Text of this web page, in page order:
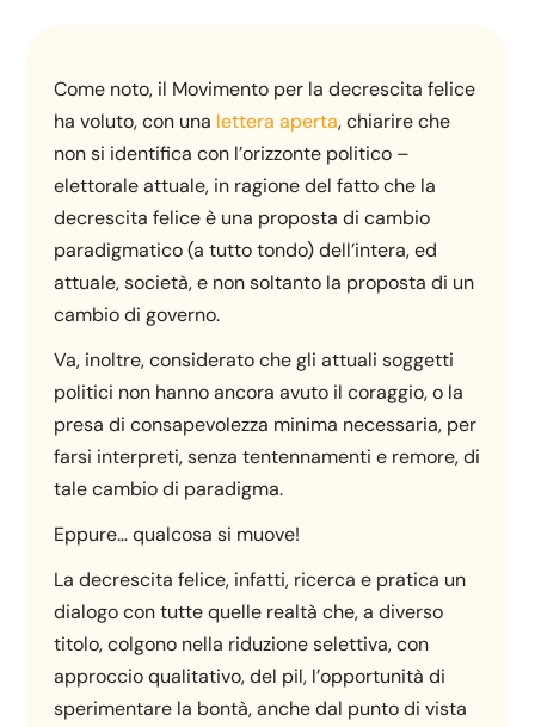
Come noto, il Movimento per la decrescita felice
ha voluto, con una lettera aperta, chiarire che
non si identifica con l’orizzonte politico –
elettorale attuale, in ragione del fatto che la
decrescita felice è una proposta di cambio
paradigmatico (a tutto tondo) dell’intera, ed
attuale, società, e non soltanto la proposta di un
cambio di governo.
Va, inoltre, considerato che gli attuali soggetti
politici non hanno ancora avuto il coraggio, o la
presa di consapevolezza minima necessaria, per
farsi interpreti, senza tentennamenti e remore, di
tale cambio di paradigma.
Eppure… qualcosa si muove!
La decrescita felice, infatti, ricerca e pratica un
dialogo con tutte quelle realtà che, a diverso
titolo, colgono nella riduzione selettiva, con
approccio qualitativo, del pil, l’opportunità di
sperimentare la bontà, anche dal punto di vista